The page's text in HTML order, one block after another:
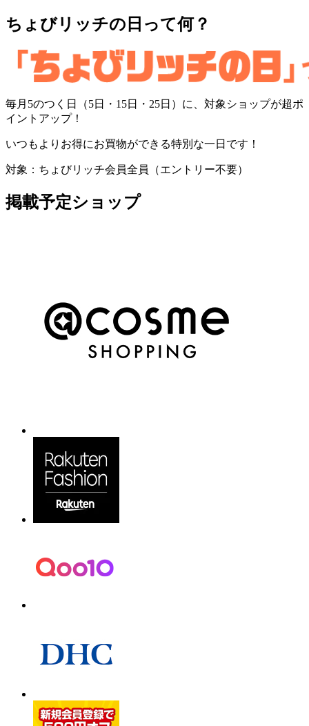
ちょびリッチの日って何？
毎月 5のつく日 （5日 ・ 15日 ・ 25日 ）に、対象ショップが超ポ
イントアップ！
いつもよりお得にお買物ができる特別な一日です！
対象 ： ちょびリッチ会員全員（エントリー不要）
掲載予定ショップ